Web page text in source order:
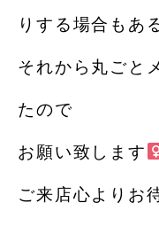
りする場合もあ
それから丸ごと
たので
お願い致します‍
ご来店心よりお